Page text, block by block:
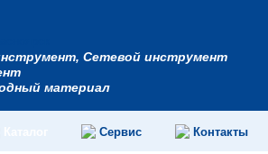
Сетевой инструмент
материал
Сервис Контакты